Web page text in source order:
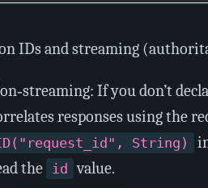
IDs and streaming
If you don’t
responses using the
String)
the id value.